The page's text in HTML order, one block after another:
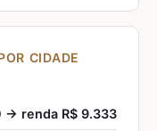
CIDADE
→ renda R$ 9.333